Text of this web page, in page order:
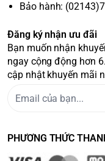
Bảo hành:
Đăng ký nhận ưu đãi
Bạn muốn nhận
ngay cộng động hơn
cập nhật khuyến mãi
PHƯƠNG THỨC